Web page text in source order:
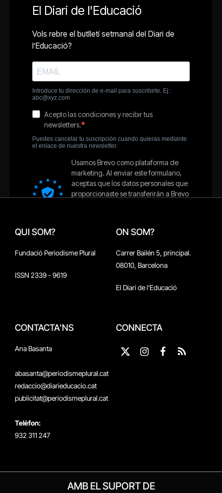
QUI SOM?
Fundació Periodisme Plural
ISSN 2339 - 9619
ON SOM?
Carrer Bailén 5, principal.
08010, Barcelona
El Diari de l'Educació
CONTACTA'NS
Ana Basanta
abasanta@periodismeplural.cat
redaccio@diarieducacio.cat
publicitat@periodismeplural.cat
Telèfon:
932 311 247
CONNECTA
X
Instagram
Facebook
RSS
AMB EL SUPORT DE